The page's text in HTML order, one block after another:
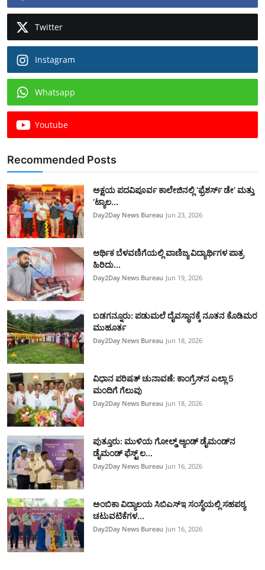
Twitter
Instagram
Whatsapp
Youtube
Recommended Posts
ಅಕ್ಷಯ ಪದವಿಪೂರ್ವ ಕಾಲೇಜಿನಲ್ಲಿ ‘ಫ್ರೆಶರ್ಸ್ ಡೇ’ ಮತ್ತು
‘ಟ್ಯಾಲ...
Day2Day News Bureau Jun 23, 2026
​ಆರ್ಥಿಕ ಬೆಳವಣಿಗೆಯಲ್ಲಿ ವಾಣಿಜ್ಯ ವಿದ್ಯಾರ್ಥಿಗಳ ಪಾತ್ರ
ಹಿರಿದು...
Day2Day News Bureau Jun 19, 2026
ಬಡಗನ್ನೂರು: ಪಡುಮಲೆ ದೈವಸ್ಥಾನಕ್ಕೆ ನೂತನ ಕೊಡಿಮರ
ಮುಹೂರ್ತ
Day2Day News Bureau Jun 18, 2026
ವಿಧಾನ ಪರಿಷತ್ ಚುನಾವಣೆ: ಕಾಂಗ್ರೆಸ್‌ನ ಎಲ್ಲಾ 5
ಮಂದಿಗೆ ಗೆಲುವು
Day2Day News Bureau Jun 18, 2026
ಪುತ್ತೂರು: ಮುಳಿಯ ಗೋಲ್ಡ್ ಆ್ಯಂಡ್ ಡೈಮಂಡ್‌ನ
ಡೈಮಂಡ್ ಫೆಸ್ಟ್‌ ಲ...
Day2Day News Bureau Jun 16, 2026
ಅಂಬಿಕಾ ವಿದ್ಯಾಲಯ ಸಿಬಿಎಸ್‌ಇ ಸಂಸ್ಥೆಯಲ್ಲಿ ಸಹಪಠ್ಯ
ಚಟುವಟಿಕೆಗಳ...
Day2Day News Bureau Jun 16, 2026